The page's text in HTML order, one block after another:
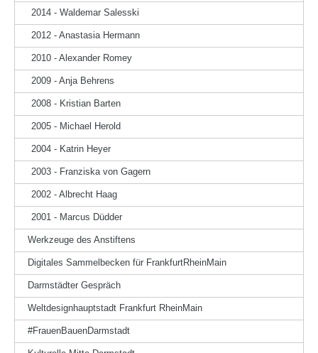
2014 - Waldemar Salesski
2012 - Anastasia Hermann
2010 - Alexander Romey
2009 - Anja Behrens
2008 - Kristian Barten
2005 - Michael Herold
2004 - Katrin Heyer
2003 - Franziska von Gagern
2002 - Albrecht Haag
2001 - Marcus Düdder
Werkzeuge des Anstiftens
Digitales Sammelbecken für FrankfurtRheinMain
Darmstädter Gespräch
Weltdesignhauptstadt Frankfurt RheinMain
#FrauenBauenDarmstadt